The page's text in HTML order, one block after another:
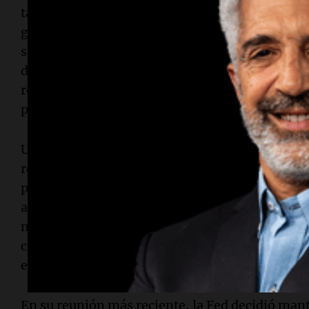
también pueden disuadir a las empresas de
gobierno de Estados Unidos revelaron que la
subió un 3,8% desde abril de 2025, el mayor
de los alimentos también han aumentado,
reflejan completamente el incremento de los
por la guerra.
Un informe adicional mostró que los precios
respecto al año anterior, el mayor nivel en más
precios al productor del
Departamento de
antes de que llegue a los consumidores—
mayor subida mensual en más de cuatro años.
contexto donde la inflación en Estados Unidos
establecido por la
Reserva Federal
En su reunión más reciente, la Fed decidió